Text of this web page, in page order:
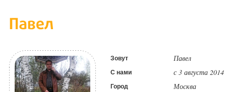
Зовут Павел
С нами с 3 августа 2014
Город Москва